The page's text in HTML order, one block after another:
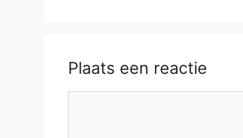
Plaats een reactie